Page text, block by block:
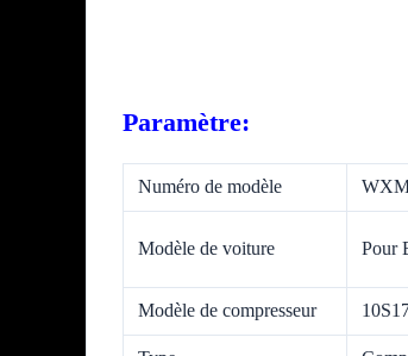
Paramètre:
Numéro de modèle
Modèle de voiture Pour
Modèle de compresseur